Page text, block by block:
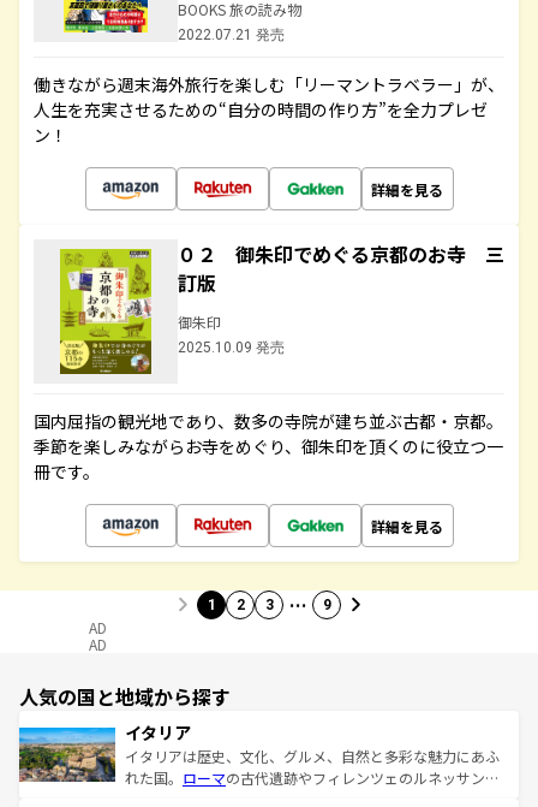
BOOKS 旅の読み物
2022.07.21 発売
働きながら週末海外旅行を楽しむ「リーマントラベラー」が、
人生を充実させるための“自分の時間の作り方”を全力プレゼ
ン！
詳細を見る
０２ 御朱印でめぐる京都のお寺 三
訂版
御朱印
2025.10.09 発売
国内屈指の観光地であり、数多の寺院が建ち並ぶ古都・京都。
季節を楽しみながらお寺をめぐり、御朱印を頂くのに役立つ一
冊です。
詳細を見る
1 2 3 … 9
AD
AD
人気の国と地域から探す
イタリア
イタリアは歴史、文化、グルメ、自然と多彩な魅力にあふ
れた国。 ローマの古代遺跡やフィレンツェのルネッサンス